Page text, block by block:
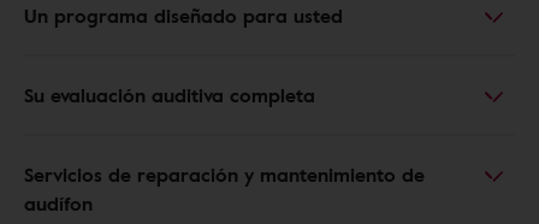
Un programa diseñado para usted
Su evaluación auditiva completa
Servicios de reparación y mantenimiento de
audífon